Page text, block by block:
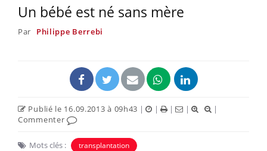
Un bébé est né sans mère
Par Philippe Berrebi
Publié le 16.09.2013 à 09h43 | | | |
|
Commenter
Mots clés : transplantation